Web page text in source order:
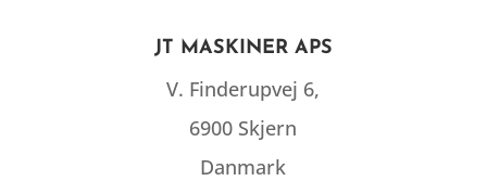
JT MASKINER APS
V. Finderupvej 6,
6900 Skjern
Danmark